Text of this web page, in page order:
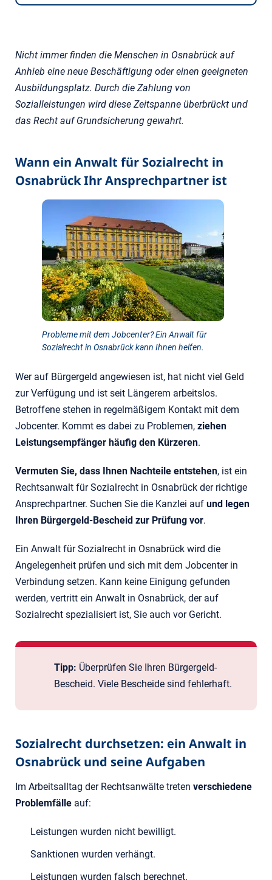
Nicht immer finden die Menschen in Osnabrück auf
Anhieb eine neue Beschäftigung oder einen geeigneten
Ausbildungsplatz. Durch die Zahlung von
Sozialleistungen wird diese Zeitspanne überbrückt und
das Recht auf Grundsicherung gewahrt.
Wann ein Anwalt für Sozialrecht in
Osnabrück Ihr Ansprechpartner ist
Probleme mit dem Jobcenter? Ein Anwalt für
Sozialrecht in Osnabrück kann Ihnen helfen.
Wer auf Bürgergeld angewiesen ist, hat nicht viel Geld
zur Verfügung und ist seit Längerem arbeitslos.
Betroffene stehen in regelmäßigem Kontakt mit dem
Jobcenter. Kommt es dabei zu Problemen, ziehen
Leistungsempfänger häufig den Kürzeren.
Vermuten Sie, dass Ihnen Nachteile entstehen, ist ein
Rechtsanwalt für Sozialrecht in Osnabrück der richtige
Ansprechpartner. Suchen Sie die Kanzlei auf und legen
Ihren Bürgergeld-Bescheid zur Prüfung vor.
Ein Anwalt für Sozialrecht in Osnabrück wird die
Angelegenheit prüfen und sich mit dem Jobcenter in
Verbindung setzen. Kann keine Einigung gefunden
werden, vertritt ein Anwalt in Osnabrück, der auf
Sozialrecht spezialisiert ist, Sie auch vor Gericht.
Tipp: Überprüfen Sie Ihren Bürgergeld-
Bescheid. Viele Bescheide sind fehlerhaft.
Sozialrecht durchsetzen: ein Anwalt in
Osnabrück und seine Aufgaben
Im Arbeitsalltag der Rechtsanwälte treten verschiedene
Problemfälle auf:
Leistungen wurden nicht bewilligt.
Sanktionen wurden verhängt.
Leistungen wurden falsch berechnet.